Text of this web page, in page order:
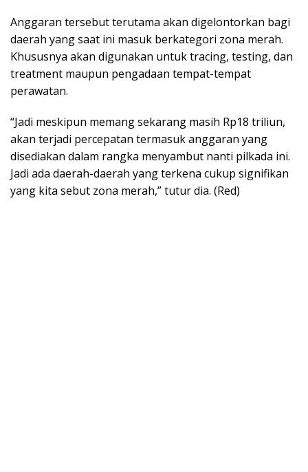
Anggaran tersebut terutama akan digelontorkan bagi
daerah yang saat ini masuk berkategori zona merah.
Khususnya akan digunakan untuk tracing, testing, dan
treatment maupun pengadaan tempat-tempat
perawatan.
“Jadi meskipun memang sekarang masih Rp18 triliun,
akan terjadi percepatan termasuk anggaran yang
disediakan dalam rangka menyambut nanti pilkada ini.
Jadi ada daerah-daerah yang terkena cukup signifikan
yang kita sebut zona merah,” tutur dia. (Red)